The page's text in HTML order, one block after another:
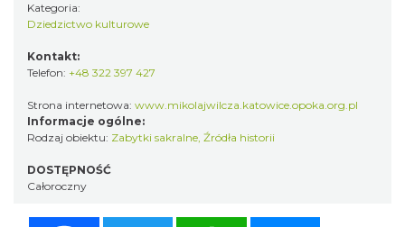
Kategoria:
Dziedzictwo kulturowe
Kontakt:
Telefon: +48 322 397 427
Strona internetowa: www.mikolajwilcza.katowice.opoka.org.pl
Informacje ogólne:
Rodzaj obiektu: Zabytki sakralne, Źródła historii
DOSTĘPNOŚĆ
Całoroczny